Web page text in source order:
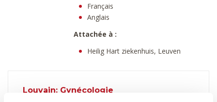
Français
Anglais
Attachée à :
Heilig Hart ziekenhuis, Leuven
Louvain: Gynécologie